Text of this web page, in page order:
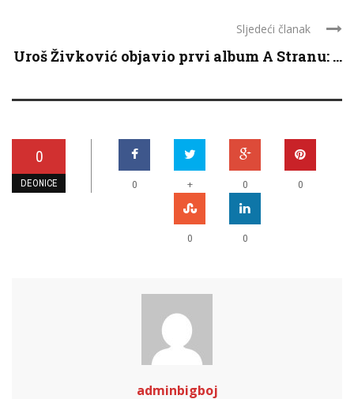
Sljedeći članak
Uroš Živković objavio prvi album A Stranu: ...
0
DEONICE 0 + 0 0
0 0
adminbigboj